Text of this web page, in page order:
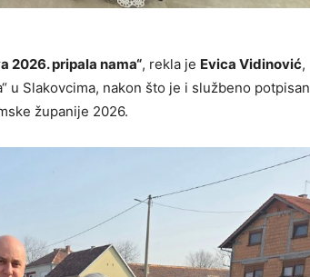
2026. pripala nama“, rekla je Evica Vidinović,
u Slakovcima, nakon što je i službeno potpisan
županije 2026.